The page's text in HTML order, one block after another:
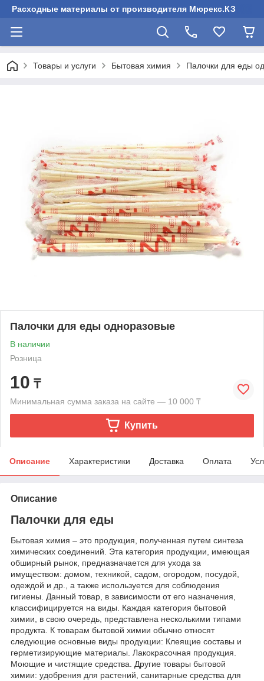
Расходные материалы от производителя Мюрекс.КЗ
Товары и услуги Бытовая химия Палочки для еды
Палочки для еды одноразовые
В наличии
Розница
10 ₸
Минимальная сумма заказа на сайте — 10 000 ₸
Купить
Описание Характеристики Доставка Оплата
Описание
Палочки для еды
Бытовая химия – это продукция, полученная путем синтеза
химических соединений. Эта категория продукции, имеющая
обширный рынок, предназначается для ухода за
имуществом: домом, техникой, садом, огородом, посудой,
одеждой и др., а также используется для соблюдения
гигиены. Данный товар, в зависимости от его назначения,
классифицируется на виды. Каждая категория бытовой
химии, в свою очередь, представлена несколькими типами
продукта. К товарам бытовой химии обычно относят
следующие основные виды продукции: Клеящие составы и
герметизирующие материалы. Лакокрасочная продукция.
Моющие и чистящие средства. Другие товары бытовой
химии: удобрения для растений, санитарные средства для